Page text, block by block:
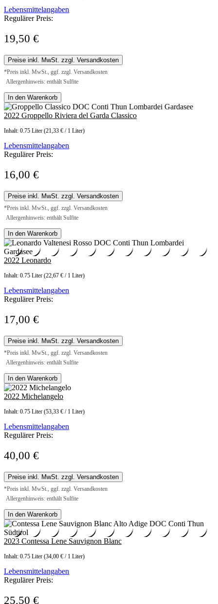
Lebensmittelangaben
Regulärer Preis:
19,50 €
Preise inkl. MwSt. zzgl. Versandkosten
*Preis inkl. MwSt., ggf. zzgl. Versandkosten
Allergenhinweis: enthält Sulfite
In den Warenkorb
2022 Groppello Riviera del Garda Classico
Inhalt: 0.75 Liter (21,33 € / 1 Liter)
Lebensmittelangaben
Regulärer Preis:
16,00 €
Preise inkl. MwSt. zzgl. Versandkosten
*Preis inkl. MwSt., ggf. zzgl. Versandkosten
Allergenhinweis: enthält Sulfite
In den Warenkorb
2022 Leonardo
Inhalt: 0.75 Liter (22,67 € / 1 Liter)
Lebensmittelangaben
Regulärer Preis:
17,00 €
Preise inkl. MwSt. zzgl. Versandkosten
*Preis inkl. MwSt., ggf. zzgl. Versandkosten
Allergenhinweis: enthält Sulfite
In den Warenkorb
2022 Michelangelo
Inhalt: 0.75 Liter (53,33 € / 1 Liter)
Lebensmittelangaben
Regulärer Preis:
40,00 €
Preise inkl. MwSt. zzgl. Versandkosten
*Preis inkl. MwSt., ggf. zzgl. Versandkosten
Allergenhinweis: enthält Sulfite
In den Warenkorb
2023 Contessa Lene Sauvignon Blanc
Inhalt: 0.75 Liter (34,00 € / 1 Liter)
Lebensmittelangaben
Regulärer Preis:
25,50 €